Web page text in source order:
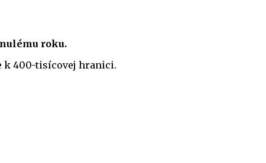
roku.
k 400-tisícovej hranici.